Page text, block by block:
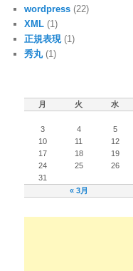
wordpress (22)
XML (1)
正規表現(1)
秀丸(1)
月
火 水
« 3月
3
4 5
10
11 12
17
18 19
24
25 26
31